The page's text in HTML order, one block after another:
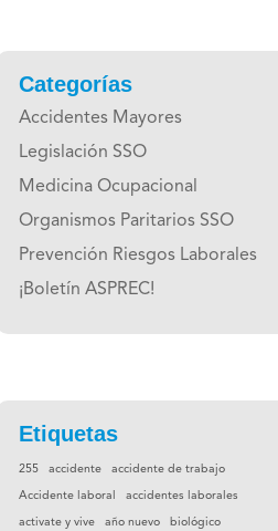
Categorías
Accidentes Mayores
Legislación SSO
Medicina Ocupacional
Organismos Paritarios SSO
Prevención Riesgos Laborales
¡Boletín ASPREC!
Etiquetas
255 accidente accidente de trabajo
Accidente laboral accidentes laborales
activate y vive año nuevo biológico